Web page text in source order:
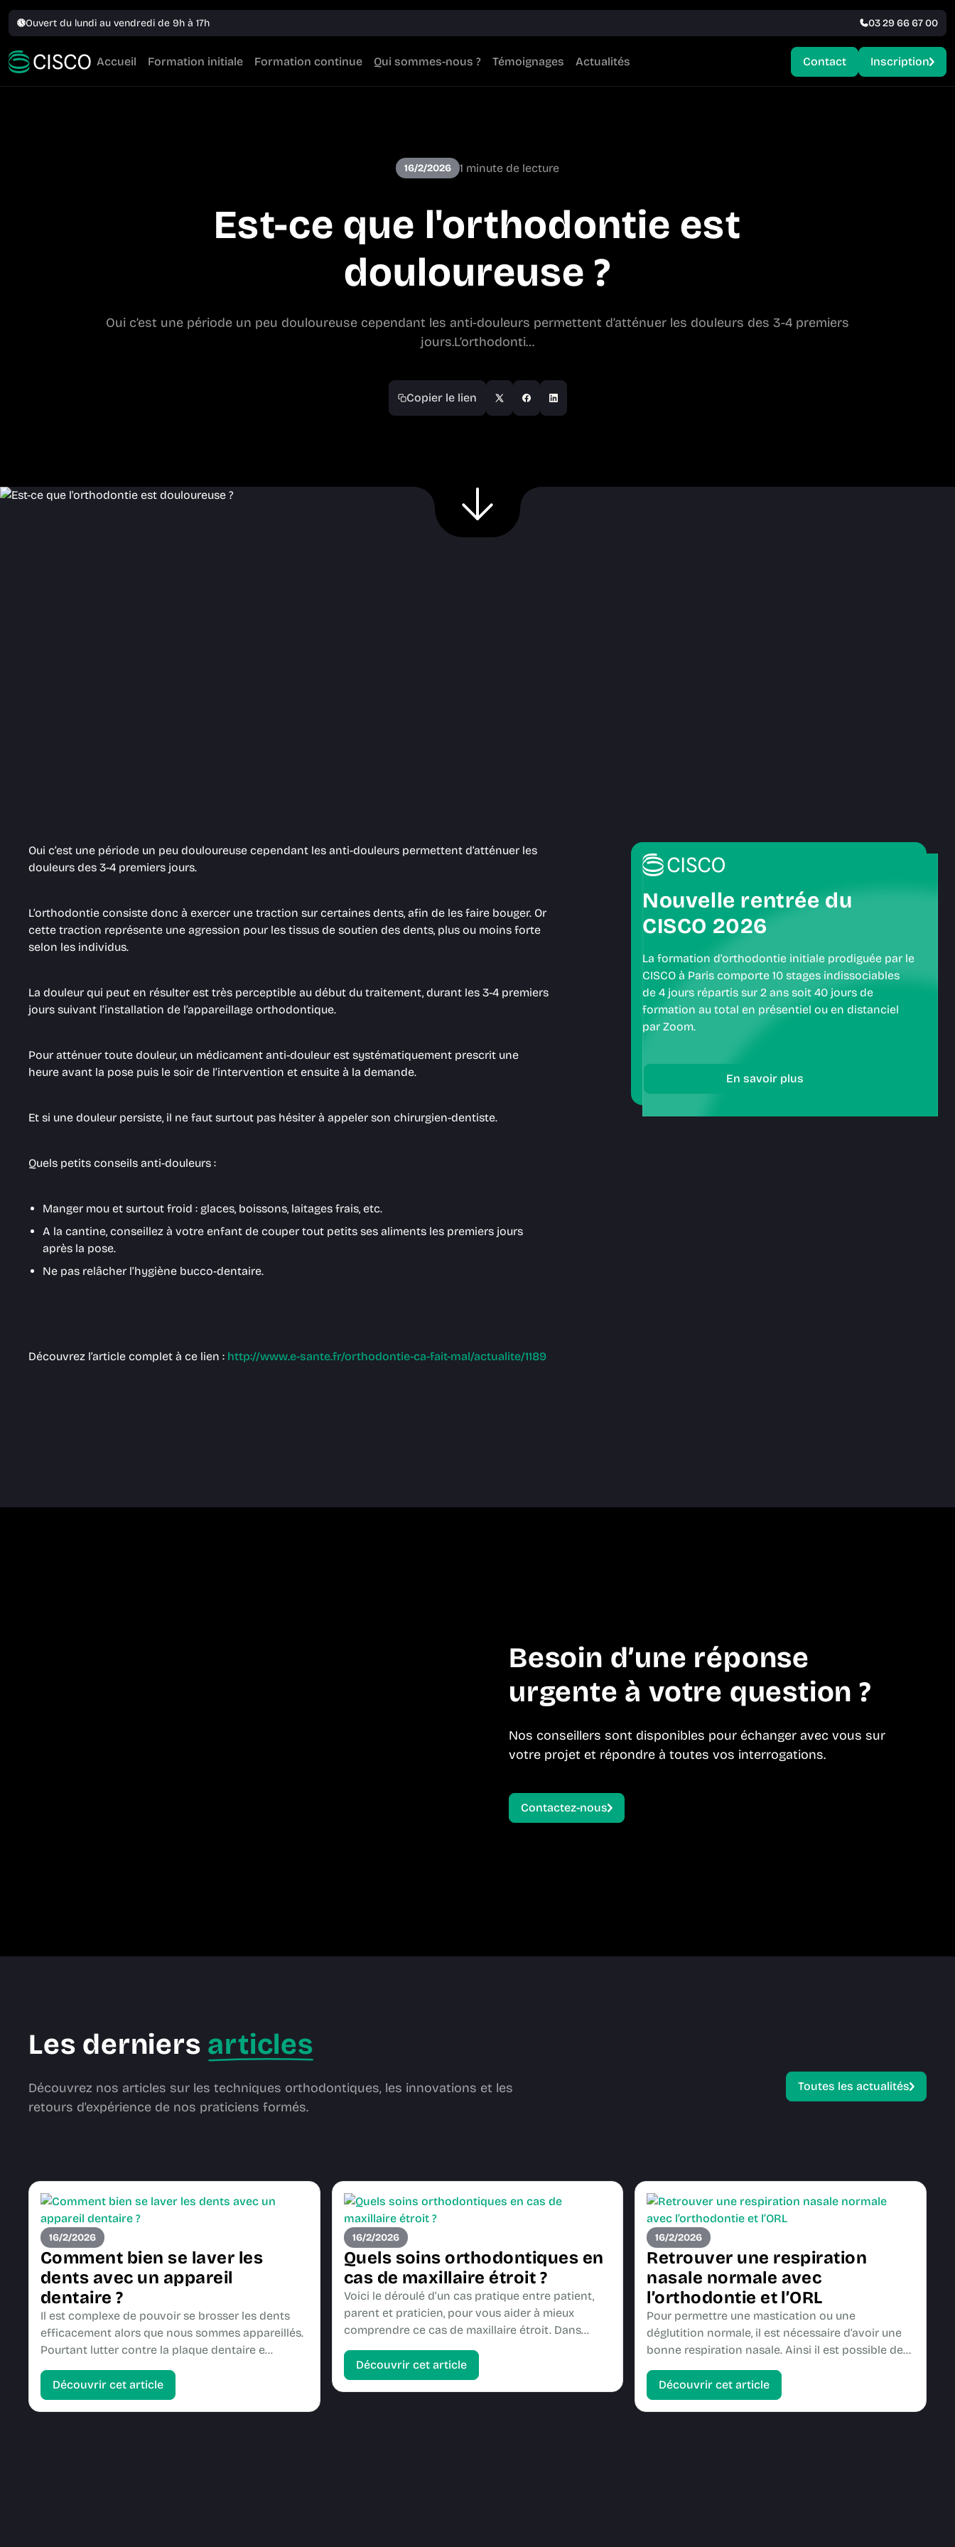
Ouvert du lundi au vendredi de 9h à 17h 03 29 66 67 00
Accueil Formation initiale Formation continue Qui sommes-nous ? Témoignages Actualités Contact Inscription
16/2/2026 1 minute de lecture
Est-ce que l'orthodontie est
douloureuse ?
Oui c’est une période un peu douloureuse cependant les anti-douleurs permettent d’atténuer les douleurs des 3-4 premiers
jours.L’orthodonti…
Copier le lien
Oui c’est une période un peu douloureuse cependant les anti-douleurs permettent d’atténuer les
douleurs des 3-4 premiers jours.
L’orthodontie consiste donc à exercer une traction sur certaines dents, afin de les faire bouger. Or
cette traction représente une agression pour les tissus de soutien des dents, plus ou moins forte
selon les individus.
La douleur qui peut en résulter est très perceptible au début du traitement, durant les 3-4 premiers
jours suivant l’installation de l’appareillage orthodontique.
Pour atténuer toute douleur, un médicament anti-douleur est systématiquement prescrit une
heure avant la pose puis le soir de l’intervention et ensuite à la demande.
Et si une douleur persiste, il ne faut surtout pas hésiter à appeler son chirurgien-dentiste.
Quels petits conseils anti-douleurs :
Manger mou et surtout froid : glaces, boissons, laitages frais, etc.
A la cantine, conseillez à votre enfant de couper tout petits ses aliments les premiers jours
après la pose.
Ne pas relâcher l’hygiène bucco-dentaire.
Découvrez l’article complet à ce lien : http://www.e-sante.fr/orthodontie-ca-fait-mal/actualite/1189
Nouvelle rentrée du
CISCO 2026
La formation d'orthodontie initiale prodiguée par le
CISCO à Paris comporte 10 stages indissociables
de 4 jours répartis sur 2 ans soit 40 jours de
formation au total en présentiel ou en distanciel
par Zoom.​
En savoir plus
Besoin d’une réponse
urgente à votre question ?
Nos conseillers sont disponibles pour échanger avec vous sur
votre projet et répondre à toutes vos interrogations.
Contactez-nous
Les derniers articles
Découvrez nos articles sur les techniques orthodontiques, les innovations et les
retours d'expérience de nos praticiens formés.
Toutes les actualités
16/2/2026
Comment bien se laver les
dents avec un appareil
dentaire ?
Il est complexe de pouvoir se brosser les dents
efficacement alors que nous sommes appareillés.
Pourtant lutter contre la plaque dentaire e…
Découvrir cet article
16/2/2026
Quels soins orthodontiques en
cas de maxillaire étroit ?
Voici le déroulé d’un cas pratique entre patient,
parent et praticien, pour vous aider à mieux
comprendre ce cas de maxillaire étroit. Dans…
Découvrir cet article
16/2/2026
Retrouver une respiration
nasale normale avec
l’orthodontie et l’ORL
Pour permettre une mastication ou une
déglutition normale, il est nécessaire d’avoir une
bonne respiration nasale. Ainsi il est possible de…
Découvrir cet article